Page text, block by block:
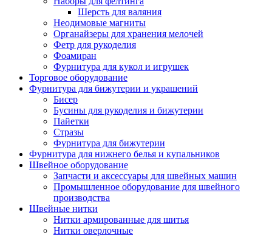
Шерсть для валяния
Неодимовые магниты
Органайзеры для хранения мелочей
Фетр для рукоделия
Фоамиран
Фурнитура для кукол и игрушек
Торговое оборудование
Фурнитура для бижутерии и украшений
Бисер
Бусины для рукоделия и бижутерии
Пайетки
Стразы
Фурнитура для бижутерии
Фурнитура для нижнего белья и купальников
Швейное оборудование
Запчасти и аксессуары для швейных машин
Промышленное оборудование для швейного
производства
Швейные нитки
Нитки армированные для шитья
Нитки оверлочные